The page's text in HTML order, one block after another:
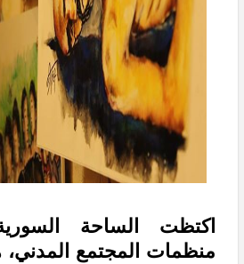
اكتظت الساحة
منظمات المجتمع المدني،